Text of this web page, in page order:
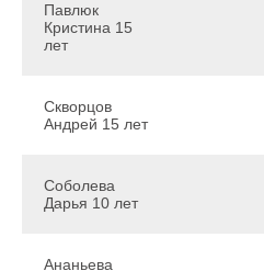
Павлюк
Кристина 15
лет
Скворцов
Андрей 15 лет
Соболева
Дарья 10 лет
Ананьева